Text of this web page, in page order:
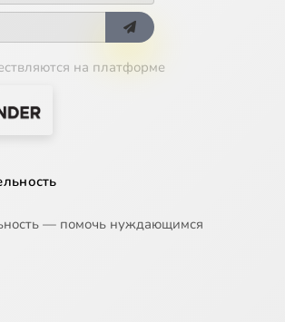
на платформе
— помочь нуждающимся